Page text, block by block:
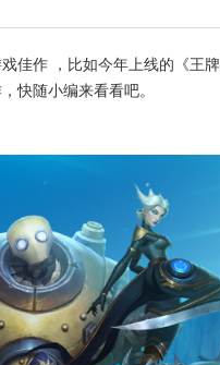
佳作 ，比如今年上线的《王牌
快随小编来看看吧。